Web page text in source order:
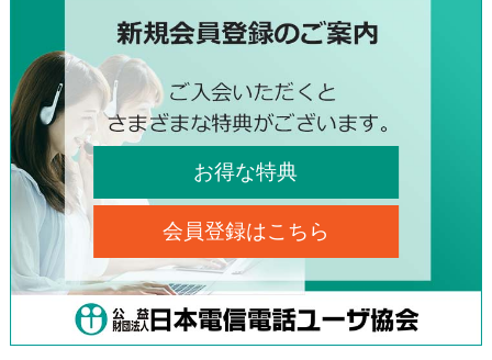
お得な特典
会員登録はこちら